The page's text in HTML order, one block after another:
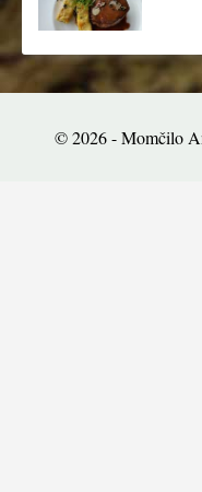
© 2026 - Momčilo